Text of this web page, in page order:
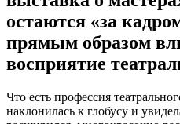
остаются «за
прямым образом
восприятие
Что есть профессия
наклонилась к глобусу и